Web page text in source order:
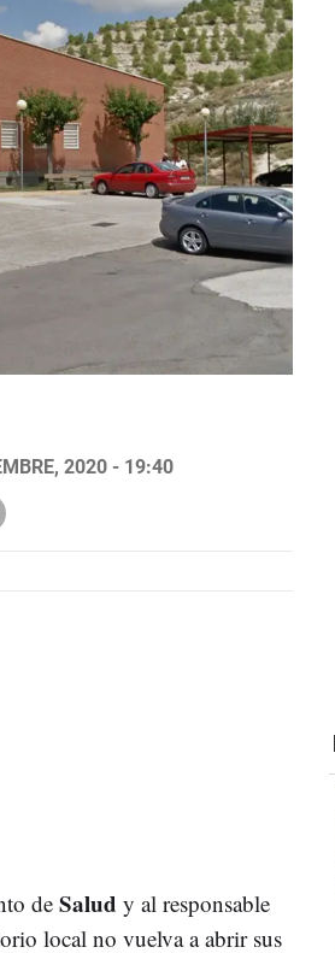
2020 - 19:40
de Salud y al responsable
local no vuelva a abrir sus